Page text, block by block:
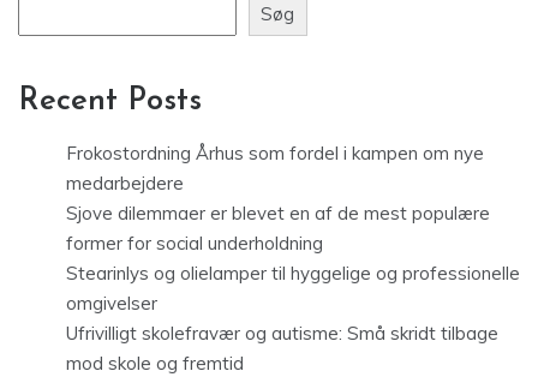
Søg
Recent Posts
Frokostordning Århus som fordel i kampen om nye
medarbejdere
Sjove dilemmaer er blevet en af de mest populære
former for social underholdning
Stearinlys og olielamper til hyggelige og professionelle
omgivelser
Ufrivilligt skolefravær og autisme: Små skridt tilbage
mod skole og fremtid